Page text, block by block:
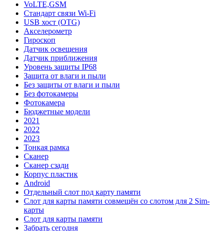
VoLTE,GSM
Стандарт связи Wi-Fi
USB хост (OTG)
Акселерометр
Гироскоп
Датчик освещения
Датчик приближения
Уровень защиты IP68
Защита от влаги и пыли
Без защиты от влаги и пыли
Без фотокамеры
Фотокамера
Бюджетные модели
2021
2022
2023
Тонкая рамка
Сканер
Сканер сзади
Корпус пластик
Android
Отдельный слот под карту памяти
Слот для карты памяти совмещён со слотом для 2 Sim-
карты
Слот для карты памяти
Забрать сегодня